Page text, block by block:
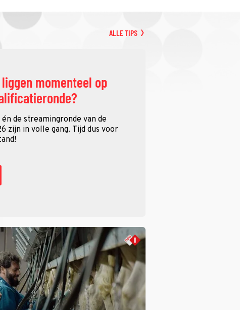
ALLE TIPS
momenteel op
de streamingronde van de
zijn in volle gang. Tijd dus voor